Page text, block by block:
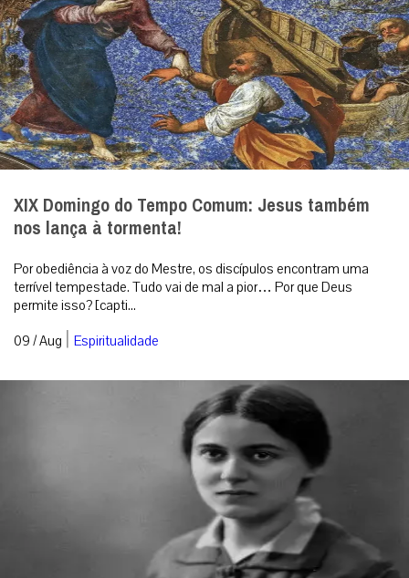
XIX Domingo do Tempo Comum: Jesus também
nos lança à tormenta!
Por obediência à voz do Mestre, os discípulos encontram uma
terrível tempestade. Tudo vai de mal a pior… Por que Deus
permite isso? [capti...
09 / Aug | Espiritualidade